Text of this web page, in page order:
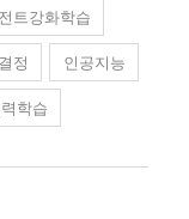
트강화학습
정
인공지능
학습